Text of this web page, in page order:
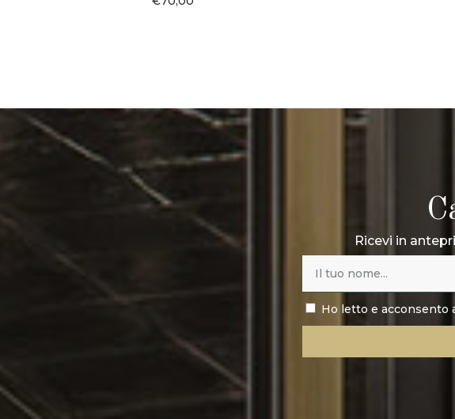
Ricevi in
Ho letto e acconsento